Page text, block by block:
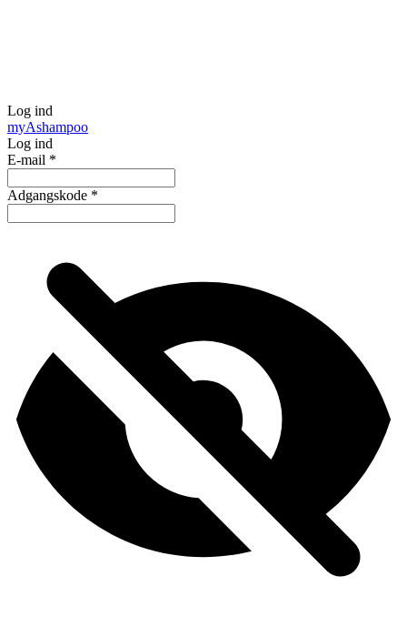
Log ind
myAshampoo
Log ind
E-mail *
Adgangskode *